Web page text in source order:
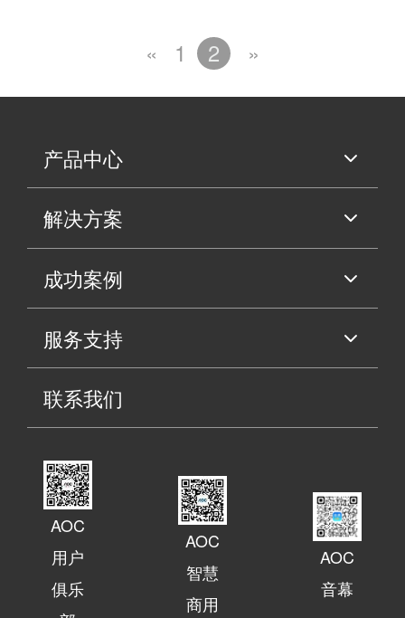
« 1 2 »
产品中心
解决方案
成功案例
服务支持
联系我们
AOC
用户
俱乐
AOC
智慧
商用
AOC
音幕